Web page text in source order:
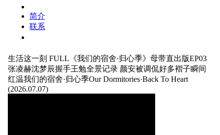
简介
联系
生活这一刻 FULL《我们的宿舍·归心季》母带直出版EP03
张凌赫沈梦辰握手王勉全景记录 颜安被调侃好多褶子瞬间
红温我们的宿舍·归心季Our Dormitories·Back To Heart
(2026.07.07)